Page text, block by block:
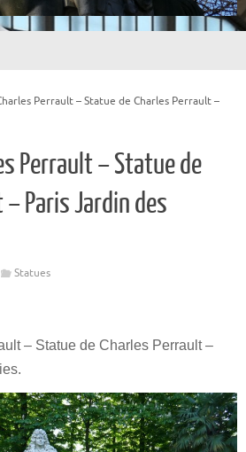
Perrault – Statue de Charles Perrault –
Perrault – Statue de
Paris Jardin des
Statues
– Statue de Charles Perrault –